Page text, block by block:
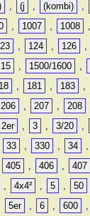
, (j , (kombi) ,
, 1007 , 1008 ,
, 124 , 126 ,
15 , 1500/1600 ,
18 , 181 , 183 ,
206 , 207 , 208
2er , 3 , 3/20 ,
33 , 330 , 34 ,
405 , 406 , 407
, 4x4² , 5 , 50
5er , 6 , 600 ,